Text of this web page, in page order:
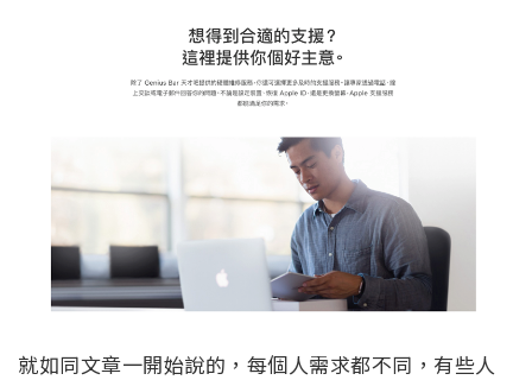
就如同文章一開始說的，每個人需求都不同，有些人